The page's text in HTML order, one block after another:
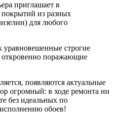
приглашает в
из разных
для любого
уравновешенные строгие
откровенно поражающие
появляются актуальные
огромный: в ходе ремонта ни
без идеальных по
обоев!